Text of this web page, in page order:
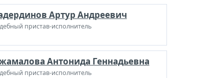
Артур Андреевич
пристав-исполнитель
Антонида Геннадьевна
пристав-исполнитель